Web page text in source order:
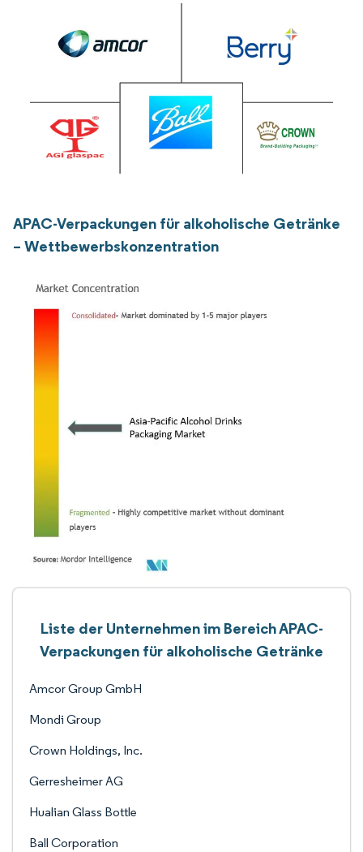
APAC-Verpackungen für alkoholische Getränke
– Wettbewerbskonzentration
Liste der Unternehmen im Bereich APAC-
Verpackungen für alkoholische Getränke
Amcor Group GmbH
Mondi Group
Crown Holdings, Inc.
Gerresheimer AG
Hualian Glass Bottle
Ball Corporation